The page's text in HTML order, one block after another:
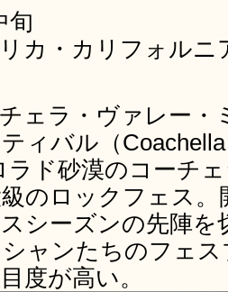
旬
カ・カリフォル
ェラ・ヴァレー・
ィバル（
ラド砂漠のコーチ
のロックフェス
シーズンの先陣
ャンたちのフェ
度が高い。